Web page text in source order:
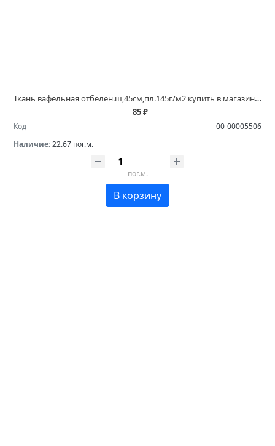
Ткань вафельная отбелен.ш,45см,пл.145г/м2 купить в магазинах Белово и Ленинск Кузнецком
85 ₽
Код
00-00005506
Наличие:22.67 пог.м.
пог.м.
В корзину